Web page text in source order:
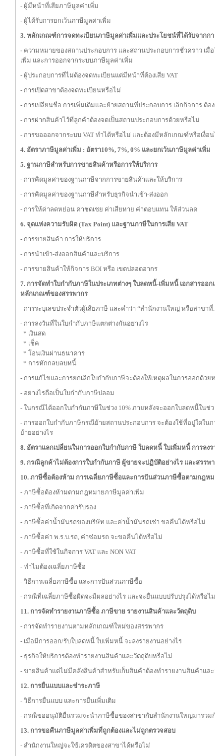
- ผู้มีหน้าที่เสียภาษีมูลค่าเพิ่ม
- ผู้ได้รับการยกเว้นภาษีมูลค่าเพิ่ม
3. หลักเกณฑ์การจดทะเบียนภาษีมูลค่าเพิ่มและประโยชน์ที่ได้รับจากการ
- ความหมายของสถานประกอบการ และสถานประกอบการชั่วคราว เมื่อใ
เพิ่ม และการออกจากระบบภาษีมูลค่าเพิ่ม
- ผู้ประกอบการที่ไม่ต้องจดทะเบียนแต่มีหน้าที่ต้องเสีย VAT
- การเปิดสาขาต้องจดทะเบียนหรือไม่
- การเปลี่ยนชื่อ การเพิ่มเติมและย้ายสถานที่ประกอบการ เลิกกิจการ ต้องแ
- การฝากสินค้าไว้ที่ลูกค้าต้องจดเป็นสถานประกอบการด้วยหรือไม่
- การขอออกจากระบบ VAT ทำได้หรือไม่ และต้องมีหลักเกณฑ์หรือเงื่อนไ
4. อัตราภาษีมูลค่าเพิ่ม : อัตรา10%, 7%, 0% และยกเว้นภาษีมูลค่าเพิ่ม
5. ฐานภาษีสำหรับการขายสินค้าหรือการให้บริการ
- การคิดมูลค่าของฐานภาษีจากการขายสินค้าและให้บริการ
- การคิดมูลค่าของฐานภาษีสำหรับธุรกิจนำเข้า-ส่งออก
- การให้ค่าลดหย่อน ค่าชดเชย ค่าเสียหาย ค่าตอบแทน ให้ส่วนลด
6. จุดแห่งความรับผิด (Tax Point) และฐานภาษีในการเสีย VAT
- การขายสินค้า การให้บริการ
- การนำเข้า-ส่งออกสินค้าและบริการ
- การขายสินค้าให้กิจการ BOI หรือ เขตปลอดอากร
7. การจัดทำใบกำกับภาษีในประเภทต่างๆ ใบลดหนี้-เพิ่มหนี้ เอกสารออกเ
หลักเกณฑ์ของสรรพากร
- การระบุเลขประจำตัวผู้เสียภาษี และคำว่า “สำนักงานใหญ่ หรือสาขาที่
- การลงวันที่ในใบกำกับภาษีแตกต่างกันอย่างไร
* เงินสด
* เช็ค
* โอนเงินผ่านธนาคาร
* การหักกลบลบหนี้
- การแก้ไขและการยกเลิกใบกำกับภาษีจะต้องให้เหตุผลในการออกด้วยหรื
- อย่างไรถือเป็นใบกำกับภาษีปลอม
- ในกรณีได้ออกใบกำกับภาษีในช่วง 10% ภายหลังจะออกใบลดหนี้ในช่วง
- การออกใบกำกับภาษีกรณีย้ายสถานประกอบการ จะต้องใช้ที่อยู่ใดในก
ย้ายอย่างไร
8. อัตราแลกเปลี่ยนในการออกใบกำกับภาษี ใบลดหนี้ ใบเพิ่มหนี้ การลงรา
9. กรณีลูกค้าไม่ต้องการใบกำกับภาษี ผู้ขายจะปฏิบัติอย่างไร และสรรพา
10. ภาษีซื้อต้องห้าม การเฉลี่ยภาษีซื้อและการปันส่วนภาษีซื้อตามกฎหมาย
- ภาษีซื้อต้องห้ามตามกฎหมายภาษีมูลค่าเพิ่ม
- ภาษีซื้อที่เกิดจากค่ารับรอง
- ภาษีซื้อค่าน้ำมันรถของบริษัท และค่าน้ำมันรถเช่า ขอคืนได้หรือไม่
- ภาษีซื้อค่า พ.ร.บ.รถ, ค่าซ่อมรถ จะขอคืนได้หรือไม่
- ภาษีซื้อที่ใช้ในกิจการ VAT และ NON VAT
- ทำไมต้องเฉลี่ยภาษีซื้อ
- วิธีการเฉลี่ยภาษีซื้อ และการปันส่วนภาษีซื้อ
- กรณีที่เฉลี่ยภาษีซื้อผิดจะมีผลอย่างไร และจะยื่นแบบปรับปรุงได้หรือไม่
11. การจัดทำรายงานภาษีซื้อ ภาษีขาย รายงานสินค้าและวัตถุดิบ
- การจัดทำรายงานตามหลักเกณฑ์ใหม่ของสรรพากร
- เมื่อมีการออก/รับใบลดหนี้ ใบเพิ่มหนี้ จะลงรายงานอย่างไร
- ธุรกิจให้บริการต้องทำรายงานสินค้าและวัตถุดิบหรือไม่
- ขายสินค้าแต่ไม่มีคลังสินค้าสำหรับเก็บสินค้าต้องทำรายงานสินค้าและวั
12. การยื่นแบบและชำระภาษี
- วิธีการยื่นแบบ และการยื่นเพิ่มเติม
- กรณีขออนุมัติยื่นรวมจะนำภาษีซื้อของสาขากับสำนักงานใหญ่มารวมกัน
13. การขอคืนภาษีมูลค่าเพิ่มที่ถูกต้องและไม่ถูกตรวจสอบ
- สำนักงานใหญ่จะใช้เครดิตของสาขาได้หรือไม่